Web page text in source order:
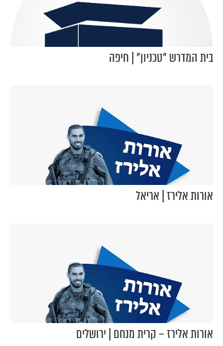
בית המדרש "טכניון" | חיפה
אורות אלירז | אריאל
אורות אלירז – קרית מנחם | ירושלים